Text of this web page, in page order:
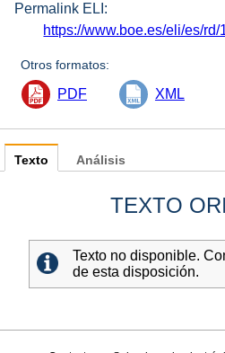
Permalink ELI:
https://www.boe.es/eli/es/
Otros formatos:
PDF XML
Texto
TEXTO
Texto no disponible.
de esta disposición.
Análisis